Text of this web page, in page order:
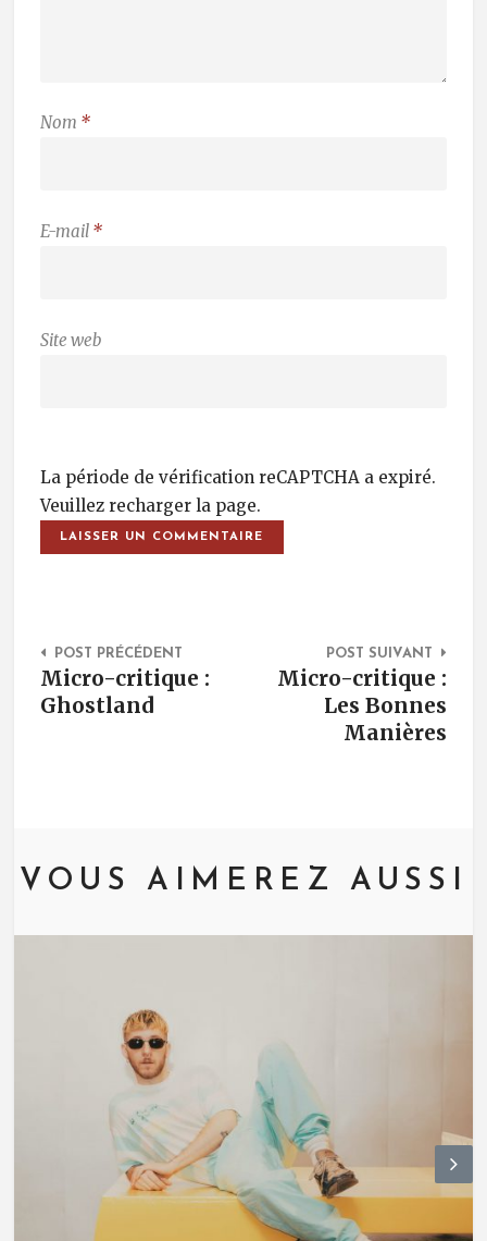
Nom *
E-mail *
Site web
La période de vérification reCAPTCHA a expiré.
Veuillez recharger la page.
Post Navigation
POST PRÉCÉDENT
Micro-critique :
Ghostland
POST SUIVANT
Micro-critique :
Les Bonnes
Manières
VOUS AIMEREZ AUSSI
N